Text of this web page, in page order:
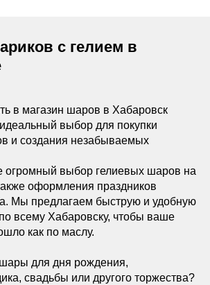
с гелием в
в магазин шаров в Хабаровск
выбор для покупки
и создания незабываемых
огромный выбор гелиевых шаров на
оформления праздников
Мы предлагаем быструю и удобную
всему Хабаровску, чтобы ваше
как по маслу.
шары для дня рождения,
свадьбы или другого торжества?